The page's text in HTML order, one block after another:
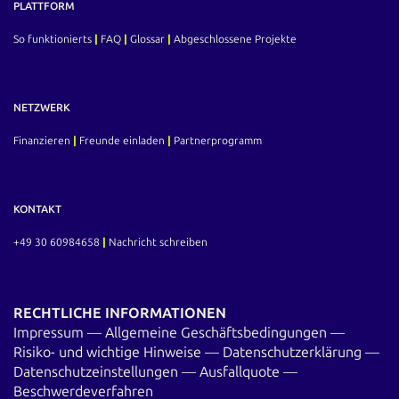
verstehen? Weiter zur Schritt-für-Schritt-Anleitung. In Aktien
PLATTFORM
So funktionierts | FAQ | Glossar | Abgeschlossene Projekte
NETZWERK
Finanzieren | Freunde einladen | Partnerprogramm
KONTAKT
+49 30 60984658 | Nachricht schreiben
RECHTLICHE INFORMATIONEN
Impressum — Allgemeine Geschäftsbedingungen —
Risiko- und wichtige Hinweise — Datenschutzerklärung —
Datenschutzeinstellungen — Ausfallquote —
Beschwerdeverfahren